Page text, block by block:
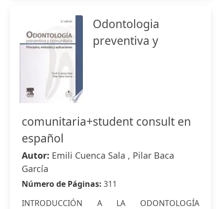
Odontologia
preventiva y
comunitaria+student consult en
español
Autor: Emili Cuenca Sala , Pilar Baca
García
Número de Páginas: 311
INTRODUCCIÓN A LA ODONTOLOGÍA